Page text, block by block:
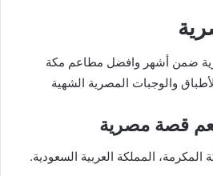
ضمن أشهر وافضل مطاعم مكة
والوجبات المصرية الشهية
قصة مصرية
المكرمة، المملكة العربية السعودية.